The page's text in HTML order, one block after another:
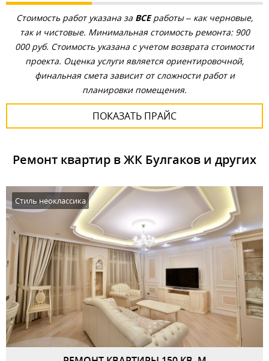
Стоимость работ указана за ВСЕработы – как черновые,
так и чистовые. Минимальная стоимость ремонта: 900
000 руб. Стоимость указана с учетом возврата стоимости
проекта. Оценка услуги является ориентировочной,
финальная смета зависит от сложности работ и
планировки помещения.
ПОКАЗАТЬ ПРАЙС
Ремонт квартир в ЖК Булгаков и других
Стиль неоклассика